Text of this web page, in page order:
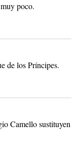
poco.
de los Príncipes.
Camello sustituyen